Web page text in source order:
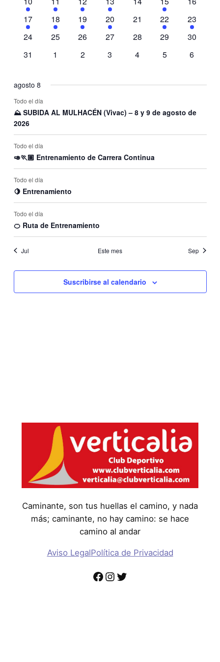
de
evento
eventos
eventos
eventos
evento
1
evento
17
1
evento
18
2
eventos
19
2
eventos
20
0
21
1
evento
22
1
evento
23
0
24
0
25
0
26
0
27
0
28
0
29
0
30
0
31
0
1
0
2
0
3
0
4
0
5
0
6
agosto 8
Todo el día
⛰ SUBIDA AL MULHACÉN (Vivac) – 8 y 9 de agosto de
2026
Todo el día
🥑🏃🏽 Entrenamiento de Carrera Continua
Todo el día
🍋 Entrenamiento
Todo el día
🍊 Ruta de Entrenamiento
Jul Este mes Sep
Suscribirse al calendario
Caminante, son tus huellas el camino, y nada
más; caminante, no hay camino: se hace
camino al andar
Aviso LegalPolítica de Privacidad